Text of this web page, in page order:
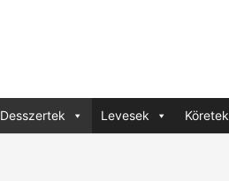
Desszertek Levesek Köretek